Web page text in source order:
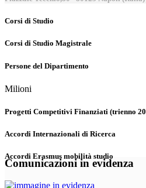
Corsi di Studio
Corsi di Studio Magistrale
Persone del Dipartimento
Milioni
Progetti Competitivi Finanziati (trienno
Accordi Internazionali di Ricerca
Accordi Erasmus mobilità studio
Comunicazioni in evidenza